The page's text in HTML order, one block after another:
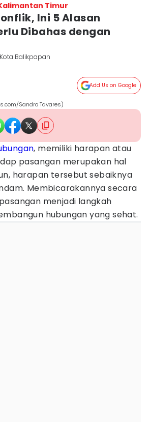
Timur
Ini 5 Alasan
Dibahas dengan
Kota Balikpapan
Add Us on Google
Sandro Tavares)
, memiliki harapan atau
pasangan merupakan hal
harapan tersebut sebaiknya
Membicarakannya secara
menjadi langkah
hubungan yang sehat.